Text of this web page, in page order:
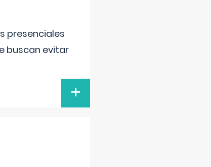
presenciales
buscan evitar
+